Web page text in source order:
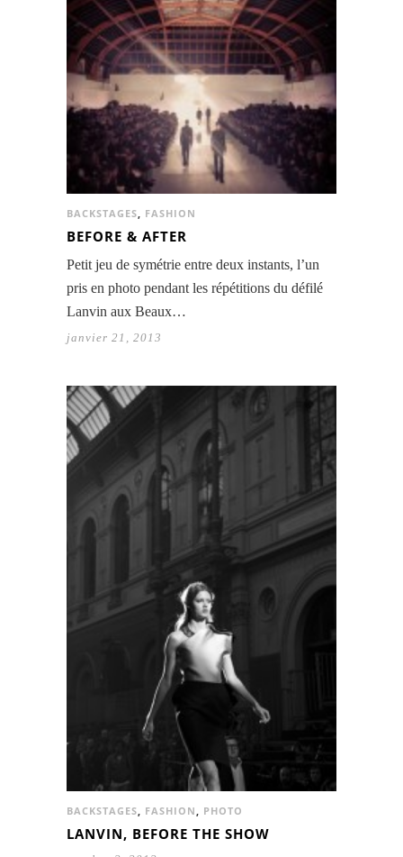
BACKSTAGES FASHION
BEFORE & AFTER
Petit jeu de symétrie entre deux instants, l’un
pris en photo pendant les répétitions du défilé
Lanvin aux Beaux…
janvier 21, 2013
BACKSTAGES FASHION PHOTO
LANVIN, BEFORE THE SHOW